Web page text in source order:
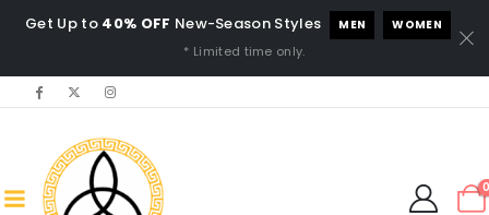
Get Up to 40% OFF New-Season Styles MEN WOMEN
* Limited time only.